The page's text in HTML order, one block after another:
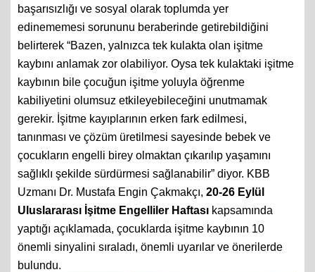
başarısızlığı ve sosyal olarak toplumda yer
edinememesi sorununu beraberinde getirebildiğini
belirterek “Bazen, yalnızca tek kulakta olan işitme
kaybını anlamak zor olabiliyor. Oysa tek kulaktaki işitme
kaybının bile çocuğun işitme yoluyla öğrenme
kabiliyetini olumsuz etkileyebileceğini unutmamak
gerekir. İşitme kayıplarının erken fark edilmesi,
tanınması ve çözüm üretilmesi sayesinde bebek ve
çocukların engelli birey olmaktan çıkarılıp yaşamını
sağlıklı şekilde sürdürmesi sağlanabilir” diyor. KBB
Uzmanı Dr. Mustafa Engin Çakmakçı, 20-26 Eylül
Uluslararası İşitme Engelliler Haftası kapsamında
yaptığı açıklamada, çocuklarda işitme kaybının 10
önemli sinyalini sıraladı, önemli uyarılar ve önerilerde
bulundu.